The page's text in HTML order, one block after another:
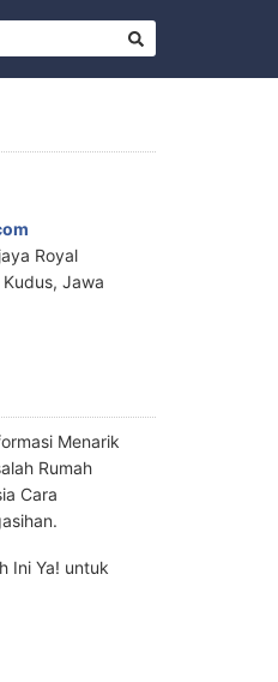
Royal
Jawa
Menarik
Rumah
Cara
Ini Ya! untuk